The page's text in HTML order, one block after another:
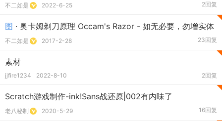
不二如是 2022-6-25 2回复
图 · 奥卡姆剃刀原理 Occam's Razor - 如无必要，勿增实体
不二如是 2017-2-28 23回复
素材
jjfire1234 2022-8-10 2回复
Scratch游戏制作-ink!Sans战还原|002有内味了
老八秘制 2020-5-29 16回复